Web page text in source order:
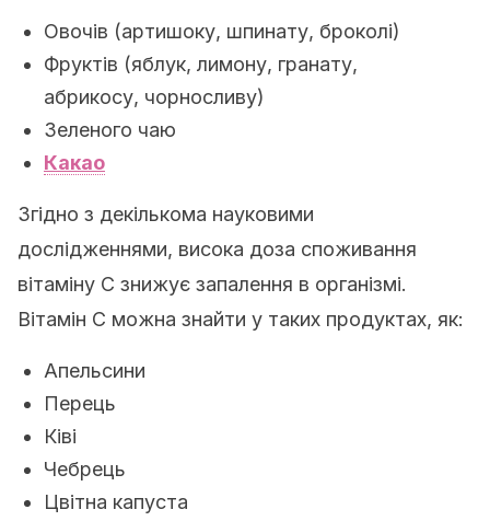
Овочів (артишоку, шпинату, броколі)
Фруктів (яблук, лимону, гранату,
абрикосу, чорносливу)
Зеленого чаю
Какао
Згідно з декількома науковими
дослідженнями, висока доза споживання
вітаміну C знижує запалення в організмі.
Вітамін C можна знайти у таких продуктах, як:
Апельсини
Перець
Ківі
Чебрець
Цвітна капуста